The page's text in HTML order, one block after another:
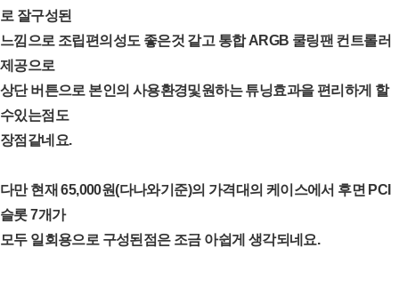
로 잘구성된
느낌으로 조립편의성도 좋은것 같고 통합 ARGB 쿨링팬 컨트롤러
제공으로
상단 버튼으로 본인의 사용환경및원하는 튜닝효과을 편리하게 할
수있는점도
장점같네요.
다만 현재 65,000원(다나와기준)의 가격대의 케이스에서 후면 PCI
슬롯 7개가
모두 일회용으로 구성된점은 조금 아쉽게 생각되네요.